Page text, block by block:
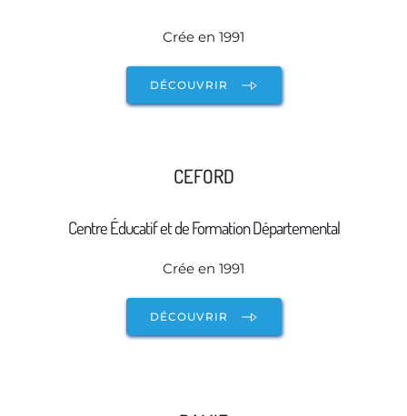
Crée en 1991
DÉCOUVRIR
CEFORD
Centre Éducatif et de Formation Départemental
Crée en 1991
DÉCOUVRIR